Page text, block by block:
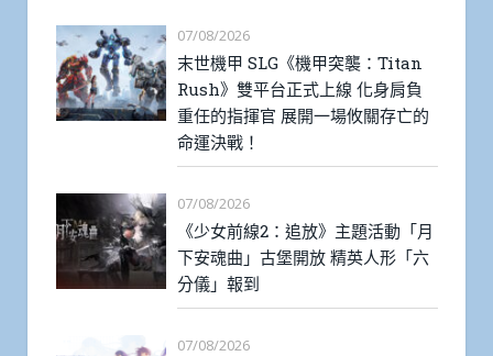
07/08/2026
末世機甲 SLG《機甲突襲：Titan
Rush》雙平台正式上線 化身肩負
重任的指揮官 展開一場攸關存亡的
命運決戰！
07/08/2026
《少女前線2：追放》主題活動「月
下安魂曲」古堡開放 精英人形「六
分儀」報到
07/08/2026